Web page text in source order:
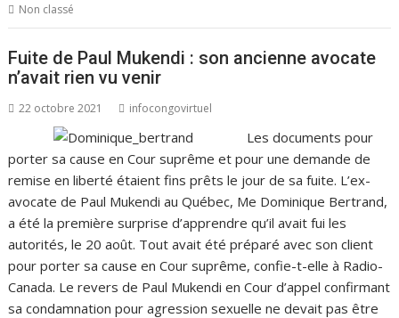
Non classé
Fuite de Paul Mukendi : son ancienne avocate
n’avait rien vu venir
22 octobre 2021 infocongovirtuel
Les documents pour
porter sa cause en Cour suprême et pour une demande de
remise en liberté étaient fins prêts le jour de sa fuite. L’ex-
avocate de Paul Mukendi au Québec, Me Dominique Bertrand,
a été la première surprise d’apprendre qu’il avait fui les
autorités, le 20 août. Tout avait été préparé avec son client
pour porter sa cause en Cour suprême, confie-t-elle à Radio-
Canada. Le revers de Paul Mukendi en Cour d’appel confirmant
sa condamnation pour agression sexuelle ne devait pas être